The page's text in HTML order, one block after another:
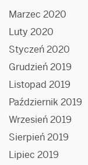
Marzec 2020
Luty 2020
Styczeń 2020
Grudzień 2019
Listopad 2019
Październik 2019
Wrzesień 2019
Sierpień 2019
Lipiec 2019